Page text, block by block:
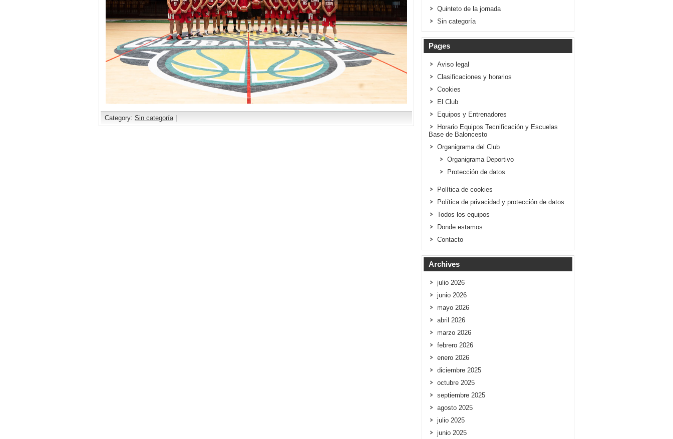
Category: Sin categoría |
Quinteto de la jornada
Sin categoría
Pages
Aviso legal
Clasificaciones y horarios
Cookies
El Club
Equipos y Entrenadores
Horario Equipos Tecnificación y Escuelas
Base de Baloncesto
Organigrama del Club
Organigrama Deportivo
Protección de datos
Política de cookies
Política de privacidad y protección de datos
Todos los equipos
Donde estamos
Contacto
Archives
julio 2026
junio 2026
mayo 2026
abril 2026
marzo 2026
febrero 2026
enero 2026
diciembre 2025
octubre 2025
septiembre 2025
agosto 2025
julio 2025
junio 2025